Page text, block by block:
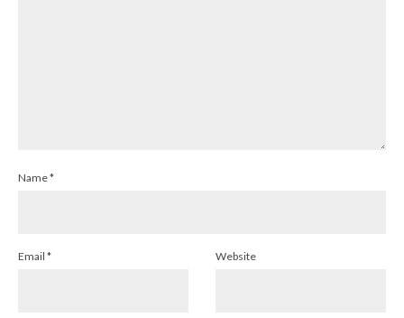
Name*
Email * Website